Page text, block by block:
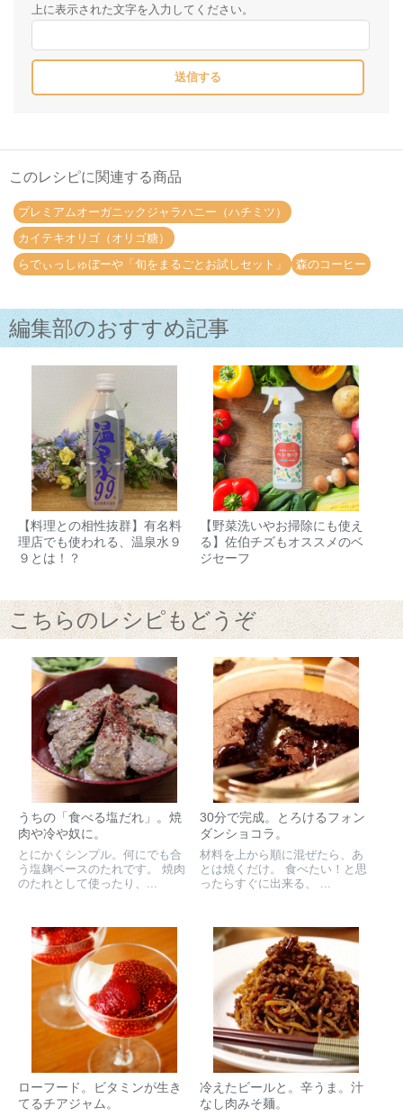
上に表示された文字を入力してください。
このレシピに関連する商品
プレミアムオーガニックジャラハニー（ハチミツ）
カイテキオリゴ（オリゴ糖）
らでぃっしゅぼーや「旬をまるごとお試しセット」
森のコーヒー
編集部のおすすめ記事
【料理との相性抜群】有名料
理店でも使われる、温泉水９
９とは！？
【野菜洗いやお掃除にも使え
る】佐伯チズもオススメのベ
ジセーフ
こちらのレシピもどうぞ
うちの「食べる塩だれ」。焼
肉や冷や奴に。
とにかくシンプル。何にでも合
う塩麹ベースのたれです。 焼肉
のたれとして使ったり、...
30分で完成。とろけるフォン
ダンショコラ。
材料を上から順に混ぜたら、あ
とは焼くだけ。 食べたい！と思
ったらすぐに出来る、 ...
ローフード。ビタミンが生き
てるチアジャム。
冷えたビールと。辛うま。汁
なし肉みそ麺。